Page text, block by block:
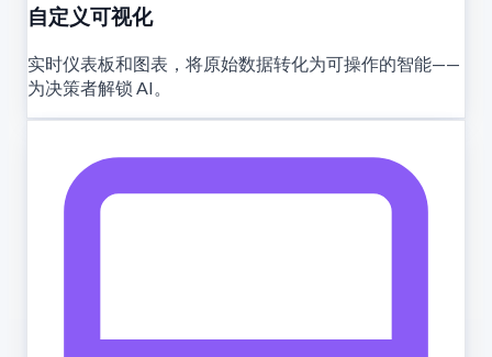
自定义可视化
实时仪表板和图表，将原始数据转化为可操作的智能——
为决策者解锁 AI。